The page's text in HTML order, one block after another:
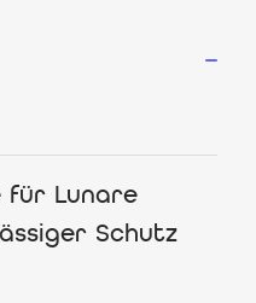
für Lunare
Schutz